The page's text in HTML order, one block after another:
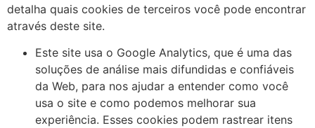
detalha quais cookies de terceiros você pode encontrar
através deste site.
Este site usa o Google Analytics, que é uma das
soluções de análise mais difundidas e confiáveis ​​
da Web, para nos ajudar a entender como você
usa o site e como podemos melhorar sua
experiência. Esses cookies podem rastrear itens